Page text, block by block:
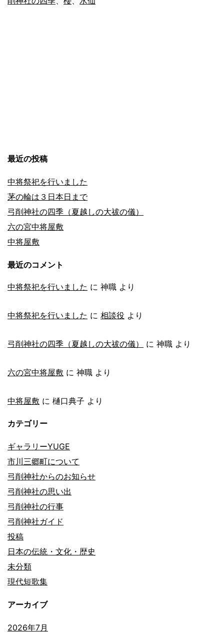
最近の投稿
中将祭祀を行いました
茅の輪は３日本日まで
弓削神社の四季（夏越しの大祓の儀）
六の宮中将屋敷
中将屋敷
最近のコメント
中将祭祀を行いました に 神職 より
中将祭祀を行いました に 相談役 より
弓削神社の四季（夏越しの大祓の儀） に 神職 より
六の宮中将屋敷 に 神職 より
中将屋敷 に 樋口典子 より
カテゴリー
ギャラリーYUGE
市川三郷町について
弓削神社からのお知らせ
弓削神社の思い出
弓削神社の行事
弓削神社ガイド
投稿
日本の伝統・文化・歴史
未分類
現代短歌集
アーカイブ
2026年7月